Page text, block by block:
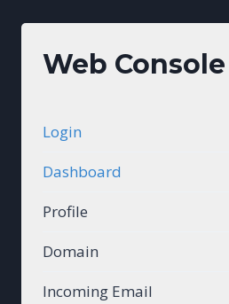
Web Console
Login
Dashboard
Profile
Domain
Incoming Email